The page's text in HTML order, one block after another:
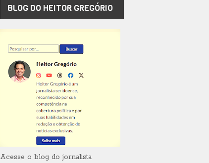
BLOG DO HEITOR GREGÓRIO
Acesse o blog do jornalista